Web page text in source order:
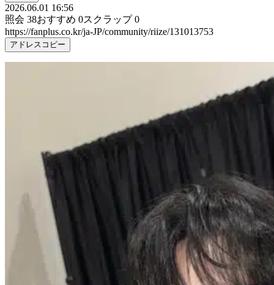
2026.06.01 16:56
照会 38おすすめ 0スクラップ 0
https://fanplus.co.kr/ja-JP/community/riize/131013753
アドレスコピー